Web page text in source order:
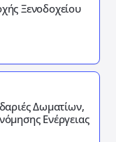
Ξενοδοχείου
Δωματίων,
Ενέργειας